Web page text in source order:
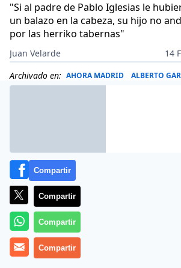
"Si al padre de Pablo Iglesias le
un balazo en la cabeza, su hijo no
por las herriko tabernas"
Juan Velarde
14
Archivado en: AHORA MADRID ALBERTO
Compartir
Compartir
Compartir
Compartir